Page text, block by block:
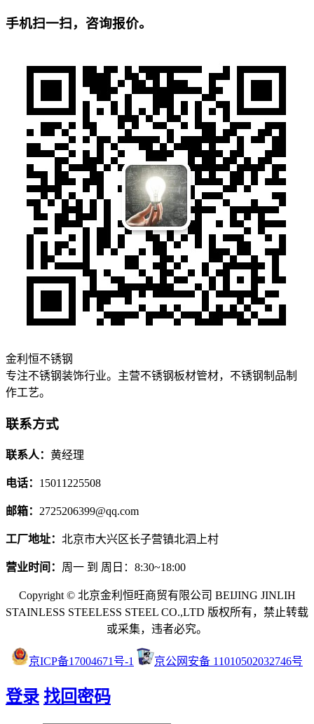
手机扫一扫，咨询报价。
金利恒不锈钢
专注不锈钢装饰行业。主营不锈钢板材管材，不锈钢制品制
作工艺。
联系方式
联系人： 黄经理
电话： 15011225508
邮箱： 2725206399@qq.com
工厂地址： 北京市大兴区长子营镇北泗上村
营业时间： 周一 到 周日：8:30~18:00
Copyright © 北京金利恒旺商贸有限公司 BEIJING JINLIH
STAINLESS STEELESS STEEL CO.,LTD 版权所有，禁止转载
或采集，违者必究。
京ICP备17004671号-1 京公网安备 11010502032746号
登录 找回密码